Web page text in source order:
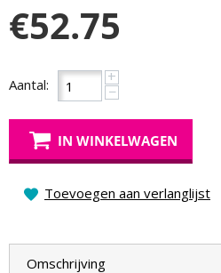
€52.75
Aantal: +
−
IN WINKELWAGEN
Toevoegen aan verlanglijst
Omschrijving